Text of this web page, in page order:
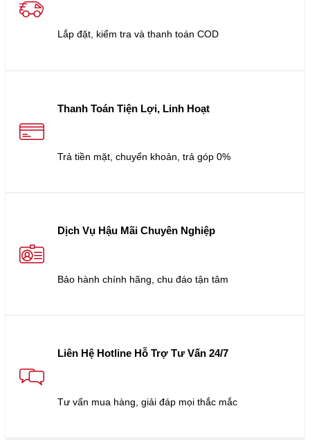
Lắp đặt, kiểm tra và thanh toán COD
Thanh Toán Tiện Lợi, Linh Hoạt
Trả tiền mặt, chuyển khoản, trả góp 0%
Dịch Vụ Hậu Mãi Chuyên Nghiệp
Bảo hành chính hãng, chu đáo tận tâm
Liên Hệ Hotline Hỗ Trợ Tư Vấn 24/7
Tư vấn mua hàng, giải đáp mọi thắc mắc